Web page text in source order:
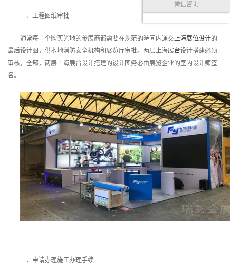
一、工程图纸审批
通常每一个购买光地的参展商都需要在规范的時间内递交上海展位设计的
最后设计图，供本地消防安全机构和展览厅审批。两层上海展台设计搭建必须
审核，全部，两层上海展台设计搭建的设计图务必由展览企业的室内设计师签
名。
二、申请办理施工办理手续
微信咨询